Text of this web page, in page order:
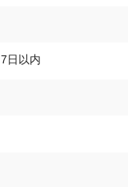
7日以内